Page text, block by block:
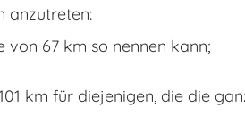
anzutreten:
von 67 km so nennen kann;
km für diejenigen, die die